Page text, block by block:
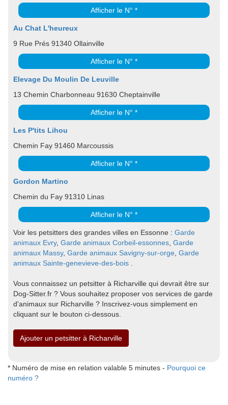
Afficher le N° *
Au Chat L'heureux
9 Rue Prés 91340 Ollainville
Afficher le N° *
Elevage Du Moulin De Leuville
13 Chemin Charbonneau 91630 Cheptainville
Afficher le N° *
Les P'tits Lihou
Chemin Fay 91460 Marcoussis
Afficher le N° *
Gordon Martino
Chemin du Fay 91310 Linas
Afficher le N° *
Voir les petsitters des grandes villes en Essonne : Garde
animaux Evry, Garde animaux Corbeil-essonnes Garde
animaux Massy, Garde animaux Savigny-sur-orge Garde
animaux Sainte-genevieve-des-bois
Vous connaissez un petsitter à Richarville qui devrait être sur
Dog-Sitter.fr ? Vous souhaitez proposer vos services de garde
d'animaux sur Richarville ? Inscrivez-vous simplement en
cliquant sur le bouton ci-dessous.
Ajouter un petsitter à Richarville
* Numéro de mise en relation valable 5 minutes - Pourquoi ce
numéro ?